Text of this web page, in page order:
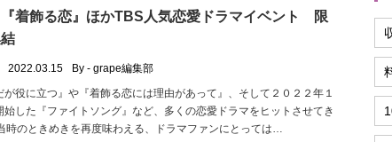
『着飾る恋』ほかTBS人気恋愛ドラマイベント 限
2022.03.15
By - grape編集部
が役に立つ』や『着飾る恋には理由があって』、そして２０２２年１
始した『ファイトソング』など、多くの恋愛ドラマをヒットさせてき
時のときめきを再度味わえる、ドラマファンにとっては…